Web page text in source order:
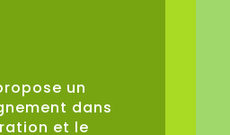
un
dans
et le